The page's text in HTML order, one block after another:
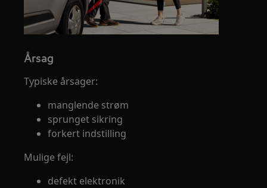
Årsag
Typiske årsager:
manglende strøm
sprunget sikring
forkert indstilling
Mulige fejl:
defekt elektronik